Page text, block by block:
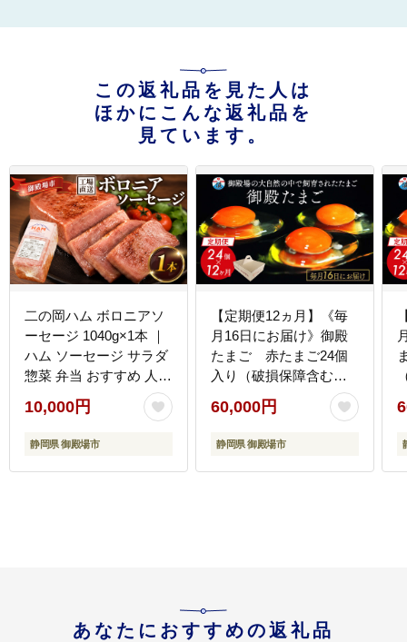
この返礼品を見た人は
ほかにこんな返礼品を
見ています。
二の岡ハム ボロニアソ
ーセージ 1040g×1本 ｜
ハム ソーセージ サラダ
惣菜 弁当 おすすめ 人気
アレンジ
10,000円
静岡県 御殿場市
【定期便12ヵ月】《毎
月16日にお届け》御殿
たまご 赤たまご24個
入り（破損保障含む）
｜ 卵 タマゴ 玉子 たま
ごかけご飯 生卵 鶏卵 卵
焼き 国産 御殿場産 ※北
配送不可
60,000円
静岡県 御殿場市
あなたにおすすめの返礼品